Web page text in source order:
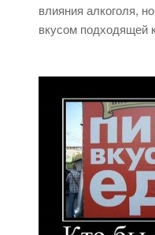
влияния алкоголя,
вкусом подходящей